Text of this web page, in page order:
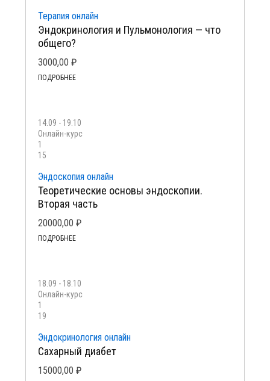
Терапия онлайн
Эндокринология и Пульмонология — что
общего?
3000,00 ₽
ПОДРОБНЕЕ
14.09 - 19.10
Онлайн-курс
1
15
Эндоскопия онлайн
Теоретические основы эндоскопии.
Вторая часть
20000,00 ₽
ПОДРОБНЕЕ
18.09 - 18.10
Онлайн-курс
1
19
Эндокринология онлайн
Сахарный диабет
15000,00 ₽